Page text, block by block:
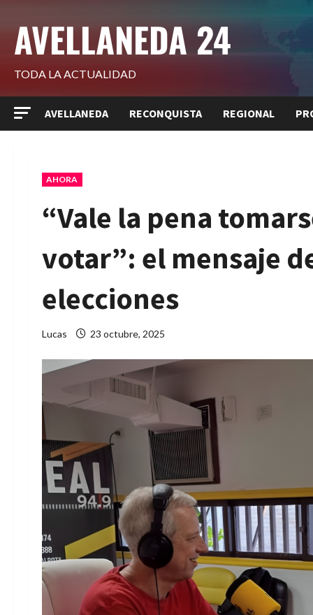
contenido
AVELLANEDA 24
TODA LA ACTUALIDAD
AVELLANEDA RECONQUISTA REGIONAL
AHORA
“Vale la pena
votar”: el mensaje
elecciones
Lucas 23 octubre, 2025